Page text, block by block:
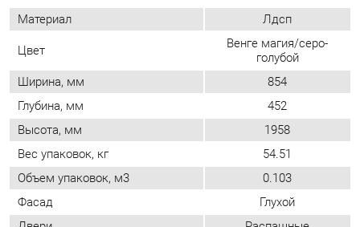
Высота, мм
1958
Объем упаковок, м3
0.103
Фасад
Глухой
Двери
Распашные
Количество полок
4
Форма (шкафы и стеллажи)
Широкий
Комплектация (шкафы и
стеллажи)
Полки
Расположение
Напольный